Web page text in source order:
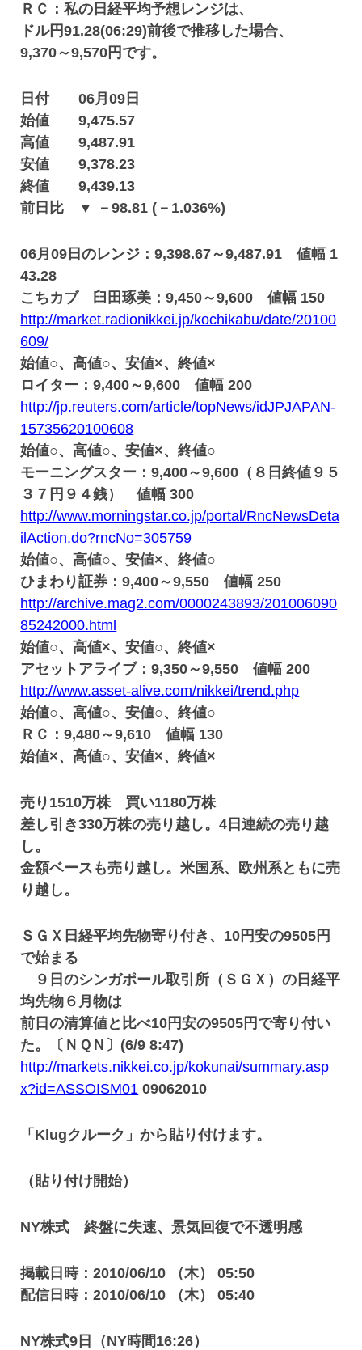
ＲＣ：私の日経平均予想レンジは、
ドル円91.28(06:29)前後で推移した場合、
9,370～9,570円です。
日付 06月09日
始値 9,475.57
高値 9,487.91
安値 9,378.23
終値 9,439.13
前日比 ▼ －98.81 (－1.036%)
06月09日のレンジ：9,398.67～9,487.91 値幅 1
43.28
こちカブ 臼田琢美：9,450～9,600 値幅 150
http://market.radionikkei.jp/kochikabu/date/20100
609/
始値○、高値○、安値×、終値×
ロイター：9,400～9,600 値幅 200
http://jp.reuters.com/article/topNews/idJPJAPAN-
15735620100608
始値○、高値○、安値×、終値○
モーニングスター：9,400～9,600（８日終値９５
３７円９４銭） 値幅 300
http://www.morningstar.co.jp/portal/RncNewsDeta
ilAction.do?rncNo=305759
始値○、高値○、安値×、終値○
ひまわり証券：9,400～9,550 値幅 250
http://archive.mag2.com/0000243893/201006090
85242000.html
始値○、高値×、安値○、終値×
アセットアライブ：9,350～9,550 値幅 200
http://www.asset-alive.com/nikkei/trend.php
始値○、高値○、安値○、終値○
ＲＣ：9,480～9,610 値幅 130
始値×、高値○、安値×、終値×
売り1510万株 買い1180万株
差し引き330万株の売り越し。4日連続の売り越
し。
金額ベースも売り越し。米国系、欧州系ともに売
り越し。
ＳＧＸ日経平均先物寄り付き、10円安の9505円
で始まる
９日のシンガポール取引所（ＳＧＸ）の日経平
均先物６月物は
前日の清算値と比べ10円安の9505円で寄り付い
た。〔ＮＱＮ〕(6/9 8:47)
http://markets.nikkei.co.jp/kokunai/summary.asp
x?id=ASSOISM01 09062010
「Klugクルーク」から貼り付けます。
（貼り付け開始）
NY株式 終盤に失速、景気回復で不透明感
掲載日時：2010/06/10 （木） 05:50
配信日時：2010/06/10 （木） 05:40
NY株式9日（NY時間16:26）